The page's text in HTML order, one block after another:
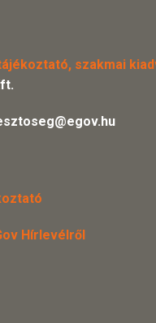
szakmai
Hírlevélről